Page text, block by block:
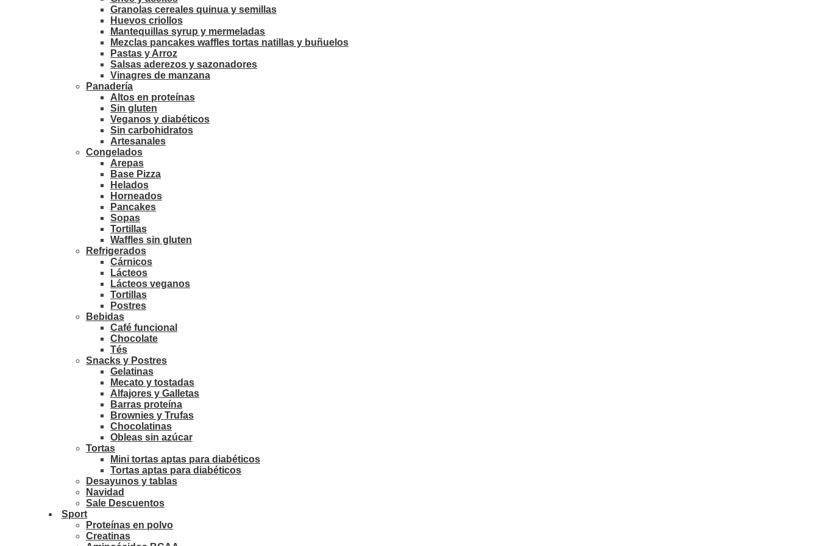
Granolas cereales quinua y semillas
Huevos criollos
Mantequillas syrup y mermeladas
Mezclas pancakes waffles tortas natillas y buñuelos
Pastas y Arroz
Salsas aderezos y sazonadores
Vinagres de manzana
Panadería
Altos en proteínas
Sin gluten
Veganos y diabéticos
Sin carbohidratos
Artesanales
Congelados
Arepas
Base Pizza
Helados
Horneados
Pancakes
Sopas
Tortillas
Waffles sin gluten
Refrigerados
Cárnicos
Lácteos
Lácteos veganos
Tortillas
Postres
Bebidas
Café funcional
Chocolate
Tés
Snacks y Postres
Gelatinas
Mecato y tostadas
Alfajores y Galletas
Barras proteína
Brownies y Trufas
Chocolatinas
Obleas sin azúcar
Tortas
Mini tortas aptas para diabéticos
Tortas aptas para diabéticos
Desayunos y tablas
Navidad
Sale Descuentos
Sport
Proteínas en polvo
Creatinas